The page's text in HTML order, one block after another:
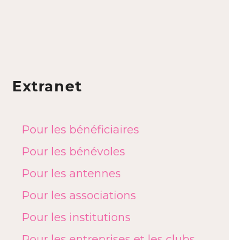
Extranet
Pour les bénéficiaires
Pour les bénévoles
Pour les antennes
Pour les associations
Pour les institutions